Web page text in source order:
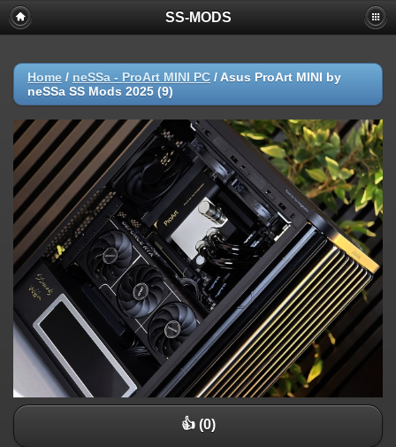
SS-MODS
Home / neSSa - ProArt MINI PC / Asus ProArt MINI by
neSSa SS Mods 2025 (9)
👍 (0)